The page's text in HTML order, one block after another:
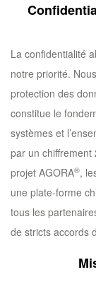
La confidentialité
notre priorité.
protection des
constitue le
systèmes et
par un chiffrement
projet AGORA®,
une plate-forme
tous les
de stricts accords